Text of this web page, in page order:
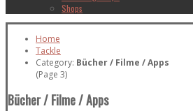
Shops
Home
Tackle
Category: Bücher / Filme / Apps
(Page 3)
Bücher / Filme / Apps